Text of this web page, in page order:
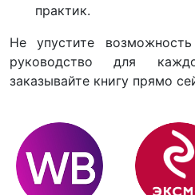
практик.
Не упустите
руководство для
заказывайте книгу прямо